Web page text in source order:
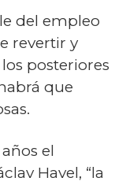
del empleo
revertir y
posteriores
que
el
Havel, “la